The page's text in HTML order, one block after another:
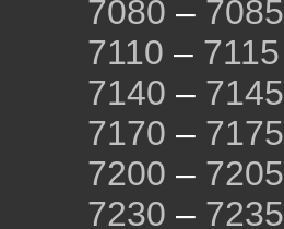
7080 – 7085
7110 – 7115
7140 – 7145
7170 – 7175
7200 – 7205
7230 – 7235